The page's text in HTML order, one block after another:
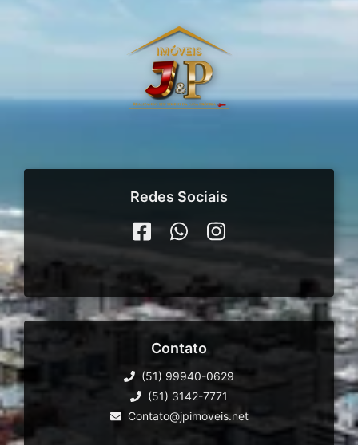
Redes Sociais
Contato
(51) 99940-0629
(51) 3142-7771
Contato@jpimoveis.net